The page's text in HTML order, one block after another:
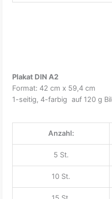
Plakat DIN A2
Format: 42 cm x 59,4 cm
1-seitig, 4-farbig auf 120 g
Anzahl:
5 St.
10 St.